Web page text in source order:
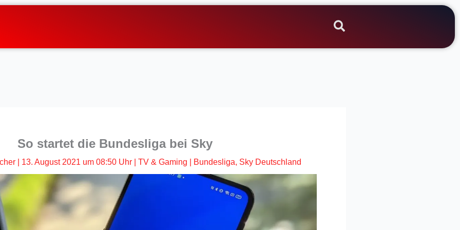
So startet die Bundesliga bei Sky
13. August 2021 um 08:50 Uhr TV & Gaming Bundesliga, Sky Deutschland